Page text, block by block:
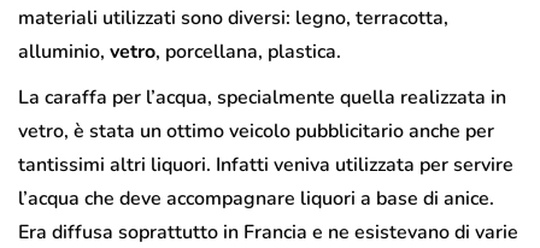
materiali utilizzati sono diversi: legno, terracotta,
alluminio, vetro, porcellana, plastica.
La caraffa per l’acqua, specialmente quella realizzata in
vetro, è stata un ottimo veicolo pubblicitario anche per
tantissimi altri liquori. Infatti veniva utilizzata per servire
l’acqua che deve accompagnare liquori a base di anice.
Era diffusa soprattutto in Francia e ne esistevano di varie